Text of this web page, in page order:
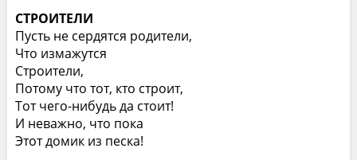
СТРОИТЕЛИ
Пусть не сердятся родители,
Что измажутся
Строители,
Потому что тот, кто строит,
Тот чего-нибудь да стоит!
И неважно, что пока
Этот домик из песка!